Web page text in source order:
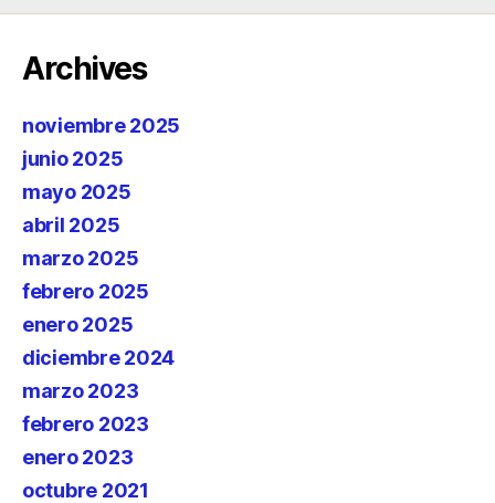
Archives
noviembre 2025
junio 2025
mayo 2025
abril 2025
marzo 2025
febrero 2025
enero 2025
diciembre 2024
marzo 2023
febrero 2023
enero 2023
octubre 2021